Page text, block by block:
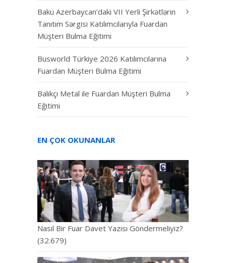
Bakü Azerbaycan’daki VII Yerli Şirkətlərin
Tanıtım Sərgisi Katılımcılarıyla Fuardan
Müşteri Bulma Eğitimi
Busworld Türkiye 2026 Katılımcılarına
Fuardan Müşteri Bulma Eğitimi
Balıkçı Metal ile Fuardan Müşteri Bulma
Eğitimi
EN ÇOK OKUNANLAR
Nasıl Bir Fuar Davet Yazısı Göndermeliyiz?
(32.679)